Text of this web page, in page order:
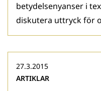
betydelsenyanser i
diskutera uttryck för
27.3.2015
ARTIKLAR